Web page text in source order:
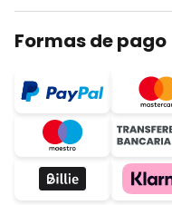
Formas de pago